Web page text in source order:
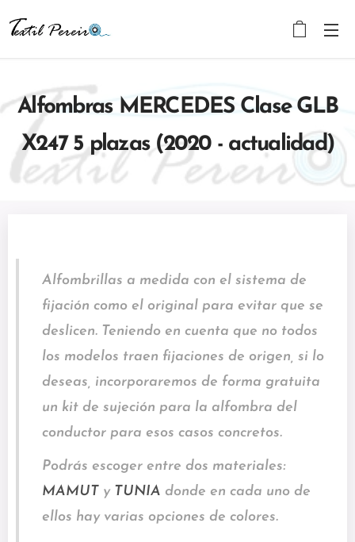
Alfombras MERCEDES Clase GLB
X247 5 plazas (2020 - actualidad)
Alfombrillas a medida con el sistema de
fijación como el original para evitar que se
deslicen. Teniendo en cuenta que no todos
los modelos traen fijaciones de origen, si lo
deseas, incorporaremos de forma gratuita
un kit de sujeción para la alfombra del
conductor para esos casos concretos.
Podrás escoger entre dos materiales:
MAMUT y TUNIA donde en cada uno de
ellos hay varias opciones de colores.